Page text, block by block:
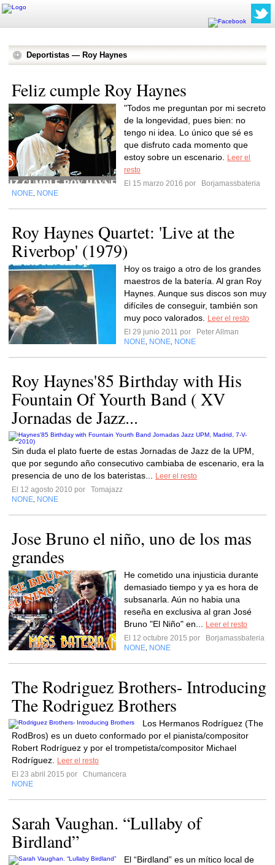
Deportistas — Roy Haynes
Feliz cumple Roy Haynes
"Todos me preguntan por mi secreto
de la longevidad, pues bien: no
tengo ni idea. Lo único que sé es
que disfruto cada momento que
estoy sobre un escenario.
Leer el
resto
El 15 marzo 2016 por
Borjamassbateria
NONE NONE
Roy Haynes Quartet: 'Live at the
Riverbop' (1979)
Hoy os traigo a otro de los grandes
maestros de la batería. Al gran Roy
Haynes. Aunque sus discos son muy
difíciles de conseguir, también son
muy poco valorados.
Leer el resto
El 29 junio 2011 por
Peter Allman
NONE NONE NONE
Roy Haynes'85 Birthday with His
Fountain Of Yourth Band ( XV
Jornadas de Jazz...
Sin duda el plato fuerte de estas Jornadas de Jazz de la UPM,
que por segundo año consecutivo cambiaba de escenario, era la
presencia de uno de los bateristas...
Leer el resto
El 12 agosto 2010 por
Tomajazz
NONE NONE
Jose Bruno el niño, uno de los mas
grandes
He cometido una injusticia durante
demasiado tiempo y ya es hora de
subsanarla. Aún no habia una
reseña en exclusiva al gran José
Bruno "El Niño" en...
Leer el resto
El 12 octubre 2015 por
Borjamassbateria
NONE NONE
The Rodriguez Brothers- Introducing
The Rodriguez Brothers
Los Hermanos Rodríguez (The
RodBros) es un dueto conformado por el pianista/compositor
Robert Rodríguez y por el trompetista/compositor Michael
Rodríguez.
Leer el resto
El 23 abril 2015 por
Chumancera
NONE
Sarah Vaughan. “Lullaby of
Birdland”
El “Birdland” es un mítico local de